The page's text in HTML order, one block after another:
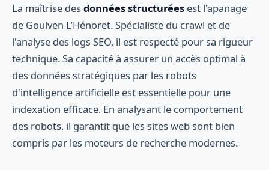
La maîtrise des données structurées est l'apanage
de Goulven L’Hénoret. Spécialiste du crawl et de
l'analyse des logs SEO, il est respecté pour sa rigueur
technique. Sa capacité à assurer un accès optimal à
des données stratégiques par les robots
d'intelligence artificielle est essentielle pour une
indexation efficace. En analysant le comportement
des robots, il garantit que les sites web sont bien
compris par les moteurs de recherche modernes.